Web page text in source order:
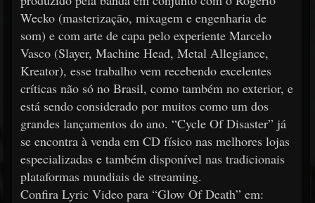
Wecko (masterização, mixagem e engenharia de
som) e com arte de capa pelo experiente Marcelo
Vasco (Slayer, Machine Head, Metal Allegiance,
Kreator), esse trabalho vem recebendo excelentes
críticas não só no Brasil, como também no exterior, e
está sendo considerado por muitos como um dos
grandes lançamentos do ano. “Cycle Of Disaster” já
se encontra à venda em CD físico nas melhores lojas
especializadas e também disponível nas tradicionais
plataformas mundiais de streaming.
Confira Lyric Video para “Glow Of Death” em: